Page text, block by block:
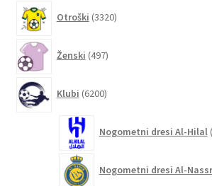
Otroški 3320izdelkov
Ženski 497izdelkov
Klubi 6200izdelkov
Nogometni dresi Al-Hilal
Nogometni dresi Al-Nassr